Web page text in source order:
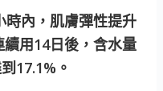
時內，肌膚彈性提升
用14日後，含水量
17.1%。